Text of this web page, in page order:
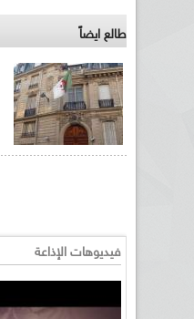
طالع ايضاً
فيديوهات الإذاعة